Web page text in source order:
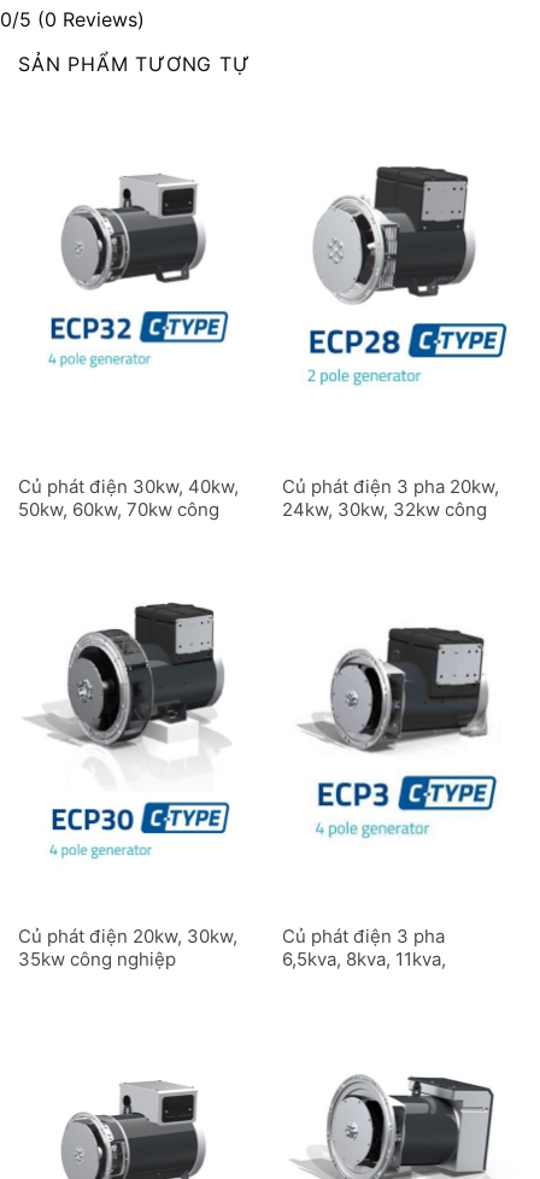
0/5 (0 Reviews)
SẢN PHẨM TƯƠNG TỰ
Củ phát điện 30kw, 40kw,
50kw, 60kw, 70kw công
Củ phát điện 3 pha 20kw,
24kw, 30kw, 32kw công
Củ phát điện 20kw, 30kw,
35kw công nghiệp
Củ phát điện 3 pha
6,5kva, 8kva, 11kva,